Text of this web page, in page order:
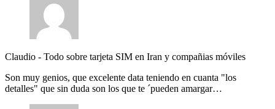
Claudio - Todo sobre tarjeta SIM en Iran y compañias móviles
Son muy genios, que excelente data teniendo en cuanta "los
detalles" que sin duda son los que te ´pueden amargar…